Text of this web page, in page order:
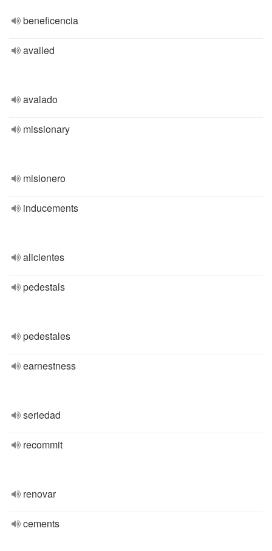
beneficencia
availed
avalado
missionary
misionero
inducements
alicientes
pedestals
pedestales
earnestness
seriedad
recommit
renovar
cements